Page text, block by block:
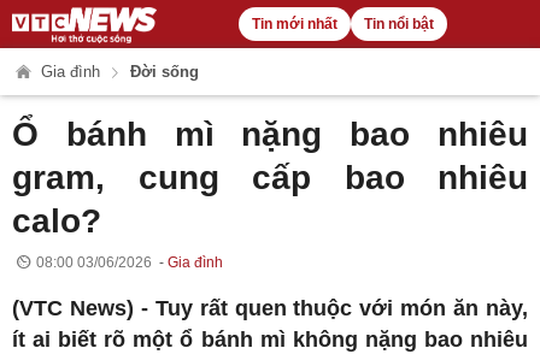
Tin mới nhất Tin nổi bật
Gia đình Đời sống
Ổ bánh mì nặng bao nhiêu
gram, cung cấp bao nhiêu
calo?
08:00 03/06/2026 Gia đình
(VTC News) - Tuy rất quen thuộc với món ăn này,
ít ai biết rõ một ổ bánh mì không nặng bao nhiêu